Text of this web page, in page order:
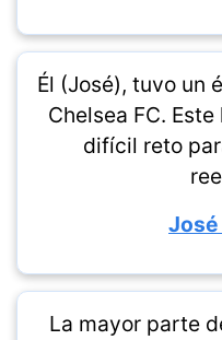
Él (José), tuvo un
Chelsea FC.
difícil reto
La mayor parte